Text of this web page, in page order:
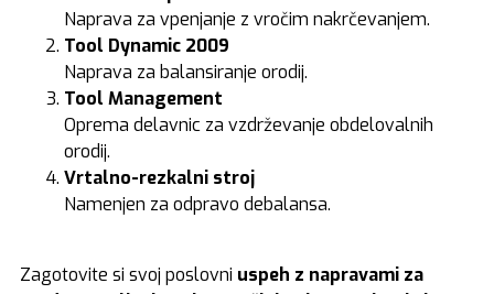
Naprava za vpenjanje z vročim nakrčevanjem.
Tool Dynamic 2009
Naprava za balansiranje orodij.
Tool Management
Oprema delavnic za vzdrževanje obdelovalnih
orodij.
Vrtalno-rezkalni stroj
Namenjen za odpravo debalansa.
Zagotovite si svoj poslovni uspeh z napravami za